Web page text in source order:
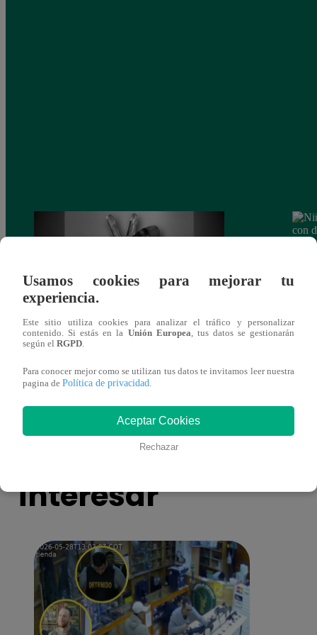
Muere exparticipante de La Voz Colombia
También te puede
interesar
Usamos cookies para mejorar tu
experiencia.
Este sitio utiliza cookies para analizar el tráfico y personalizar
contenido. Si estás en la Unión Europea , tus datos se gestionarán
según el RGPD
Para conocer mejor como se utilizan tus datos te invitamos leer nuestra
pagina de Política de privacidad
Aceptar Cookies
Rechazar